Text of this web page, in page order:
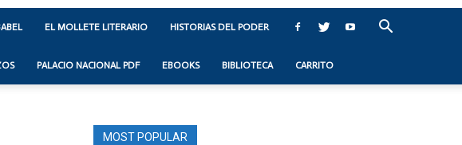
EL MOLLETE LITERARIO HISTORIAS DEL PODER
PALACIO NACIONAL PDF EBOOKS BIBLIOTECA CARRITO
MOST POPULAR